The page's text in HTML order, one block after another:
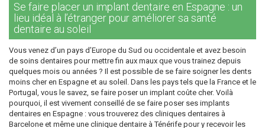
Se faire placer un implant dentaire en Espagne : un
lieu idéal à l’étranger pour améliorer sa santé
dentaire au soleil
Vous venez d’un pays d’Europe du Sud ou occidentale et avez besoin
de soins dentaires pour mettre fin aux maux que vous trainez depuis
quelques mois ou années ? Il est possible de se faire soigner les dents
moins cher en Espagne et au soleil. Dans les pays tels que la France et le
Portugal, vous le savez, se faire poser un implant coûte cher. Voilà
pourquoi, il est vivement conseillé de se faire poser ses implants
dentaires en Espagne : vous trouverez des cliniques dentaires à
Barcelone et même une clinique dentaire à Ténérife pour y recevoir les